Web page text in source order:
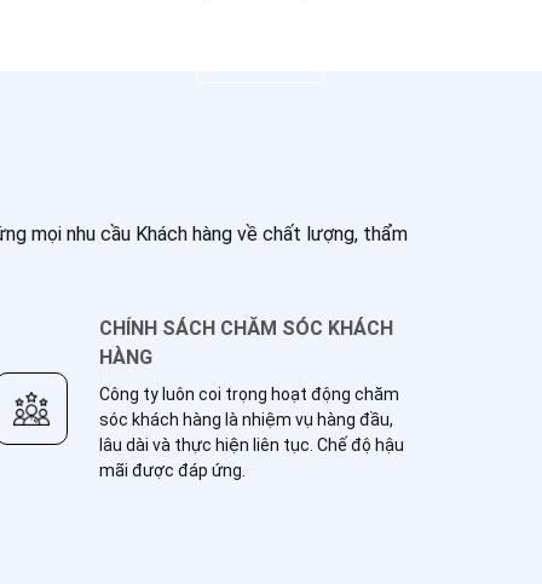
mọi nhu cầu Khách hàng về chất lượng, thẩm
CHÍNH SÁCH CHĂM SÓC KHÁCH
HÀNG
Công ty luôn coi trọng hoạt động chăm
sóc khách hàng là nhiệm vụ hàng đầu,
lâu dài và thực hiện liên tục. Chế độ hậu
mãi được đáp ứng.